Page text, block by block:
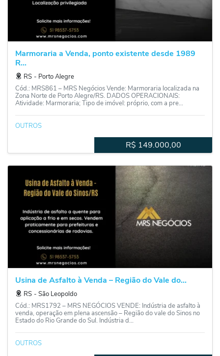
Marmoraria a Venda, ponto existente desde 1989
R...
RS ‐ Porto Alegre
Cód.: MRS861 – MRS Negócios Vende: Marmoraria localizada na
Zona Norte de Porto Alegre/RS. DADOS OPERACIONAIS:
Atividade: Marmoraria; Tipo de imóvel: próprio, com a pre...
OUTROS
R$ 149.000,00
Usina de Asfalto à Venda – Região do Vale do...
RS ‐ São Leopoldo
Cód.: MRS1792 – MRS NEGÓCIOS VENDE: Indústria de asfalto à
venda, operação em plena ascensão – Região do vale do Sinos no
Estado do Rio Grande do Sul. Indústria d...
OUTROS